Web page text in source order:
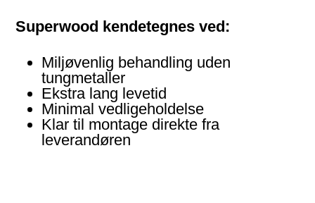
Superwood kendetegnes ved:
Miljøvenlig behandling uden
tungmetaller
Ekstra lang levetid
Minimal vedligeholdelse
Klar til montage direkte fra
leverandøren